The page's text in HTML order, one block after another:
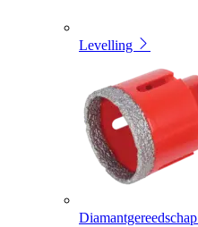
Levelling
Diamantgereedschap